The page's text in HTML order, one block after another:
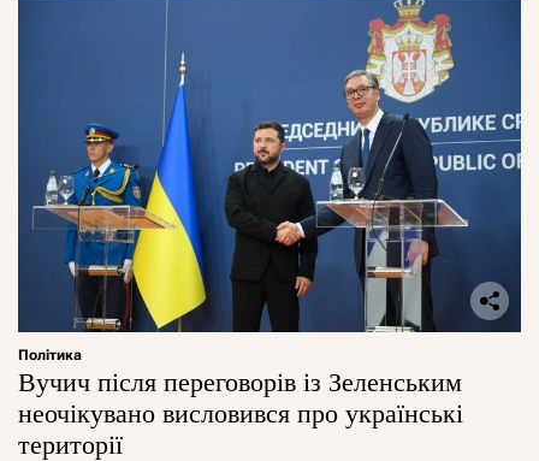
Політика
Вучич після переговорів із Зеленським
неочікувано висловився про українські
території